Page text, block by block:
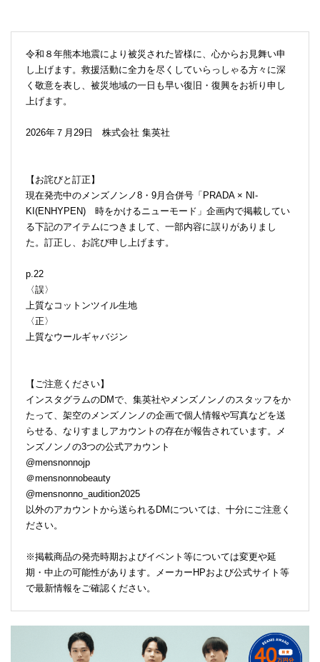
令和８年熊本地震により被災された皆様に、心からお見舞い申
し上げます。救援活動に全力を尽くしていらっしゃる方々に深
く敬意を表し、被災地域の一日も早い復旧・復興をお祈り申し
上げます。
2026年７月29日 株式会社 集英社
【お詫びと訂正】
現在発売中のメンズノンノ8・9月合併号「PRADA × NI-
KI(ENHYPEN) 時をかけるニューモード」企画内で掲載してい
る下記のアイテムにつきまして、一部内容に誤りがありまし
た。訂正し、お詫び申し上げます。
p.22
〈誤〉
上質なコットンツイル生地
〈正〉
上質なウールギャバジン
【ご注意ください】
インスタグラムのDMで、集英社やメンズノンノのスタッフをか
たって、架空のメンズノンノの企画で個人情報や写真などを送
らせる、なりすましアカウントの存在が報告されています。メ
ンズノンノの3つの公式アカウント
@mensnonnojp
＠mensnonnobeauty
@mensnonno_audition2025
以外のアカウントから送られるDMについては、十分にご注意く
ださい。
※掲載商品の発売時期およびイベント等については変更や延
期・中止の可能性があります。メーカーHPおよび公式サイト等
で最新情報をご確認ください。